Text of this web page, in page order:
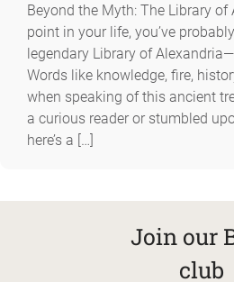
Beyond the Myth: The Library
point in your life, you’ve
legendary Library of
Words like knowledge, fire,
when speaking of this ancient
a curious reader or stumbled
here’s a […]
Join our
club